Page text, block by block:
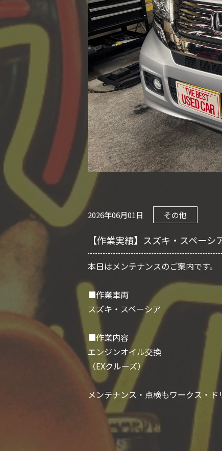
2026年06月01日 その他
【作業実績】スズキ・スペー
本日はメンテナンスのご案内です。
■作業車両
スズキ・スペーシア
■作業内容
エンジンオイル交換
（EXクルーズ）
メンテナンス・点検もワークス・ド